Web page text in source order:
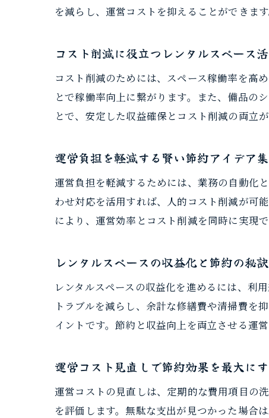
を減らし、運営コストを抑えることができま
コスト削減に役立つレンタルスペース
コスト削減のためには、スペース稼働率を高
とで稼働率向上に繋がります。また、備品の
とで、安定した収益確保とコスト削減の両立が
運営負担を軽減する賢い節約アイデア集
運営負担を軽減するためには、業務の自動化
わせ対応を活用すれば、人的コスト削減が可
により、運営効率とコスト削減を同時に実現で
レンタルスペースの収益化と節約の秘訣
レンタルスペースの収益化を進めるには、利
トラブルを減らし、余計な修繕費や清掃費を
イントです。節約と収益向上を両立させる運
運営コスト見直しで節約効果を最大に
運営コストの見直しは、定期的な費用項目の
を評価します。無駄な支出が見つかった場合